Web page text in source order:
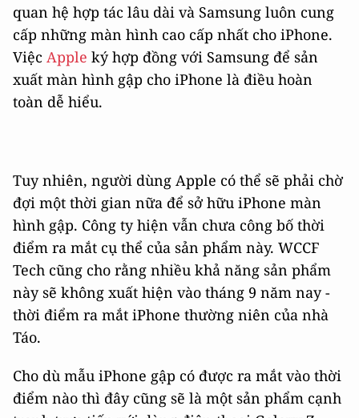
quan hệ hợp tác lâu dài và Samsung luôn cung
cấp những màn hình cao cấp nhất cho iPhone.
Việc Apple ký hợp đồng với Samsung để sản
xuất màn hình gập cho iPhone là điều hoàn
toàn dễ hiểu.
Tuy nhiên, người dùng Apple có thể sẽ phải chờ
đợi một thời gian nữa để sở hữu iPhone màn
hình gập. Công ty hiện vẫn chưa công bố thời
điểm ra mắt cụ thể của sản phẩm này. WCCF
Tech cũng cho rằng nhiều khả năng sản phẩm
này sẽ không xuất hiện vào tháng 9 năm nay -
thời điểm ra mắt iPhone thường niên của nhà
Táo.
Cho dù mẫu iPhone gập có được ra mắt vào thời
điểm nào thì đây cũng sẽ là một sản phẩm cạnh